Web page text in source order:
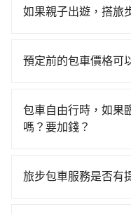
義站前往台中高鐵站
的地。全程加上轉車
北的0.4%，換句話說
市的200倍，且大峯
但如果全程使用
$115~205承租小轎車
回），雖已將eTag和
Yaris、Prius C、
數超過四位，更是沒
修理，每一次租車都
灣大車隊。依照里程
程車約330輛，計程
議價，建議最好先上
大峯山莊到台中火車
如果親子出遊，搭旅
椅及兒童用增高墊供
預定前的包車價格可
無隱藏費用，讓您可
包車自由行時，如果
嗎？要加錢？
旅步可能會根據行經
旅步包車服務是否有